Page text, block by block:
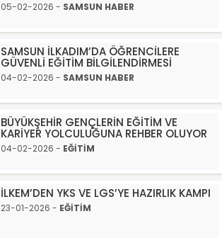
05-02-2026 - SAMSUN HABER
SAMSUN İLKADIM’DA ÖĞRENCİLERE
GÜVENLİ EĞİTİM BİLGİLENDİRMESİ
04-02-2026 - SAMSUN HABER
BÜYÜKŞEHİR GENÇLERİN EĞİTİM VE
KARİYER YOLCULUĞUNA REHBER OLUYOR
04-02-2026 - EĞİTİM
İLKEM’DEN YKS VE LGS’YE HAZIRLIK KAMPI
23-01-2026 - EĞİTİM